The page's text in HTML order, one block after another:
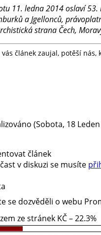
11. ledna 2014 oslaví
a Jgellonců,
strana Čech,
vás článek zaujal, potěší
(Sobota, 18
článek
v diskuzi se musíte
se dozvěděli o webu
ze stránek KČ – 22.3%